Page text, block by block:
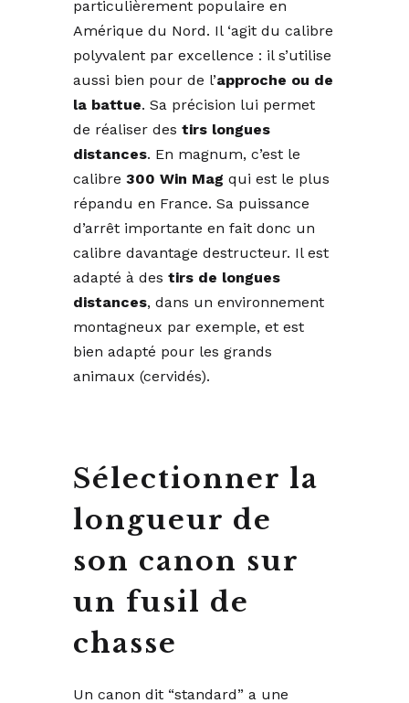
particulièrement populaire en
Amérique du Nord. Il ‘agit du calibre
polyvalent par excellence : il s’utilise
aussi bien pour de l’approche ou de
la battue. Sa précision lui permet
de réaliser des tirs longues
distances. En magnum, c’est le
calibre 300 Win Mag qui est le plus
répandu en France. Sa puissance
d’arrêt importante en fait donc un
calibre davantage destructeur. Il est
adapté à des tirs de longues
distances, dans un environnement
montagneux par exemple, et est
bien adapté pour les grands
animaux (cervidés).
Sélectionner la
longueur de
son canon sur
un fusil de
chasse
Un canon dit “standard” a une